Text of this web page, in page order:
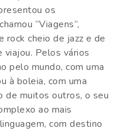
os
“Viagens”,
cheio de jazz e de
viajou. Pelos vários
pelo mundo, com uma
à boleia, com uma
de muitos outros, o seu
ao mais
com destino